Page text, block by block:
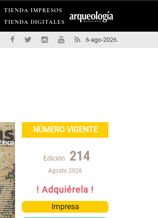
TIENDA IMPRESOS
TIENDA DIGITALES
6-ago-2026.
NÚMERO VIGENTE
Edición 214
Agosto 2026
! Adquiérela !
Impresa